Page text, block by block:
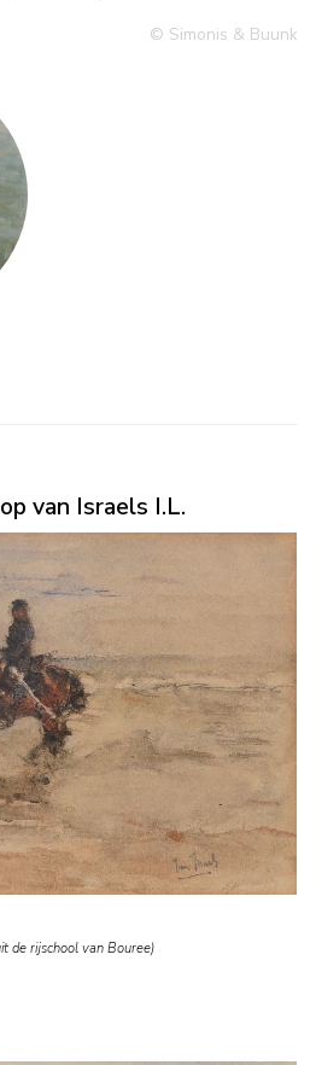
© Simonis & Buunk
van Israels I.L.
de rijschool van Bouree)